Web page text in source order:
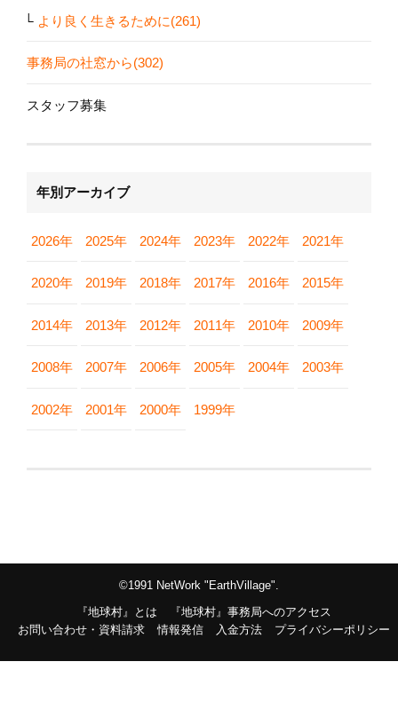
より良く生きるために(261)
事務局の社窓から(302)
スタッフ募集
年別アーカイブ
2026年 2025年 2024年 2023年 2022年 2021年
2020年 2019年 2018年 2017年 2016年 2015年
2014年 2013年 2012年 2011年 2010年 2009年
2008年 2007年 2006年 2005年 2004年 2003年
2002年 2001年 2000年 1999年
©1991 NetWork "EarthVillage".
『地球村』とは
『地球村』事務局へのアクセス
お問い合わせ・資料請求
情報発信 入金方法 プライバシーポリシー